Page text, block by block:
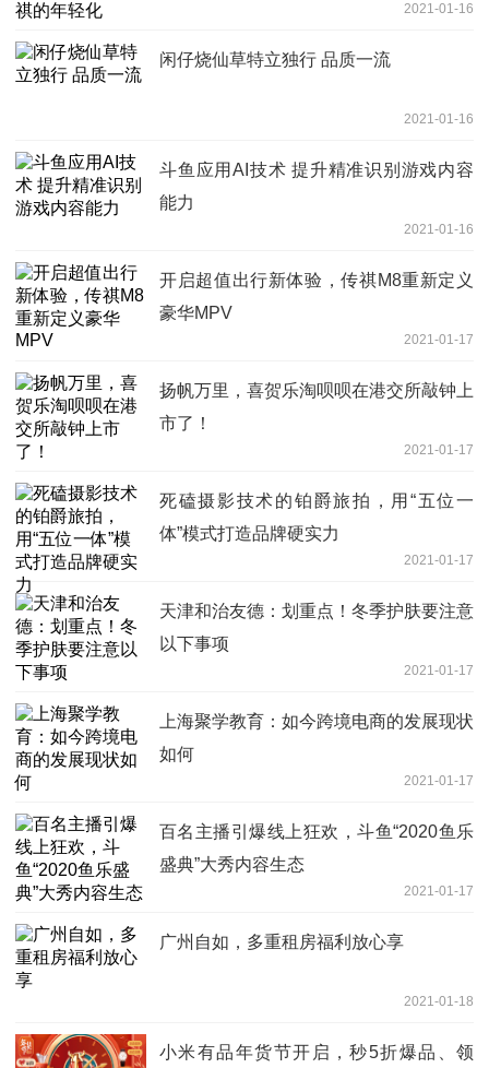
2021-01-16
闲仔烧仙草特立独行 品质一流
2021-01-16
斗鱼应用AI技术 提升精准识别游戏内容
能力
2021-01-16
开启超值出行新体验，传祺M8重新定义
豪华MPV
2021-01-17
扬帆万里，喜贺乐淘呗呗在港交所敲钟上
市了！
2021-01-17
死磕摄影技术的铂爵旅拍，用“五位一
体”模式打造品牌硬实力
2021-01-17
天津和治友德：划重点！冬季护肤要注意
以下事项
2021-01-17
上海聚学教育：如今跨境电商的发展现状
如何
2021-01-17
百名主播引爆线上狂欢，斗鱼“2020鱼乐
盛典”大秀内容生态
2021-01-17
广州自如，多重租房福利放心享
2021-01-18
小米有品年货节开启，秒5折爆品、领